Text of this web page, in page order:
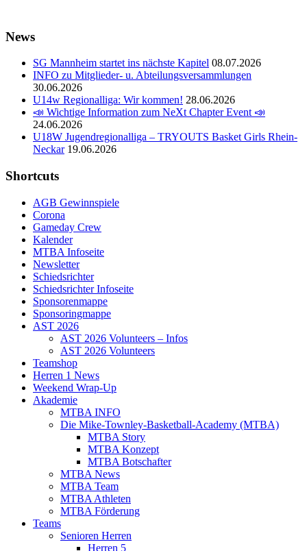
News
SG Mannheim startet ins nächste Kapitel 08.07.2026
INFO zu Mitglieder- u. Abteilungsversammlungen
30.06.2026
U14w Regionalliga: Wir kommen! 28.06.2026
📣 Wichtige Information zum NeXt Chapter Event 📣
24.06.2026
U18W Jugendregionalliga – TRYOUTS Basket Girls Rhein-
Neckar 19.06.2026
Shortcuts
AGB Gewinnspiele
Corona
Gameday Crew
Kalender
MTBA Infoseite
Newsletter
Schiedsrichter
Schiedsrichter Infoseite
Sponsorenmappe
Sponsoringmappe
AST 2026
AST 2026 Volunteers – Infos
AST 2026 Volunteers
Teamshop
Herren 1 News
Weekend Wrap-Up
Akademie
MTBA INFO
Die Mike-Townley-Basketball-Academy (MTBA)
MTBA Story
MTBA Konzept
MTBA Botschafter
MTBA News
MTBA Team
MTBA Athleten
MTBA Förderung
Teams
Senioren Herren
Herren 5